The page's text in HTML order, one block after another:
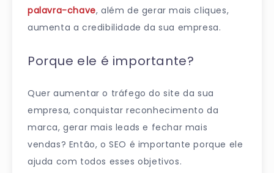
palavra-chave, além de gerar mais cliques,
aumenta a credibilidade da sua empresa.
Porque ele é importante?
Quer aumentar o tráfego do site da sua
empresa, conquistar reconhecimento da
marca, gerar mais leads e fechar mais
vendas? Então, o SEO é importante porque ele
ajuda com todos esses objetivos.